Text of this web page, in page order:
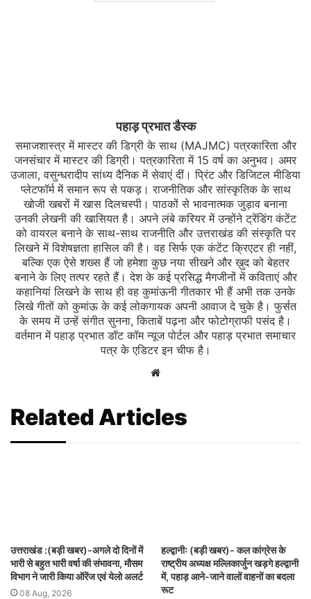
पहाड़ प्रभात डैस्क
समाजशास्त्र में मास्टर की डिग्री के साथ (MAJMC) पत्रकारिता और
जनसंचार में मास्टर की डिग्री। पत्रकारिता में 15 वर्ष का अनुभव। अमर
उजाला, वसुन्धरादीप सांध्य दैनिक में सेवाएं दीं। प्रिंट और डिजिटल मीडिया
प्लेटफॉर्म में समान रूप से पकड़। राजनीतिक और सांस्कृतिक के साथ
खोजी खबरों में खास दिलचस्‍पी। पाठकों से भावनात्मक जुड़ाव बनाना
उनकी लेखनी की खासियत है। अपने लंबे करियर में उन्होंने ट्रेंडिंग कंटेंट
को वायरल बनाने के साथ-साथ राजनीति और उत्तराखंड की संस्कृति पर
लिखने में विशेषज्ञता हासिल की है। वह सिर्फ एक कंटेंट क्रिएटर ही नहीं,
बल्कि एक ऐसे शख्स हैं जो हमेशा कुछ नया सीखने और ख़ुद को बेहतर
बनाने के लिए तत्पर रहते हैं। देश के कई प्रसिद्ध मैगजीनों में कविताएं और
कहानियां लिखने के साथ ही वह कुमांऊनी गीतकार भी हैं अभी तक उनके
लिखे गीतों को कुमांऊ के कई लोकगायक अपनी आवाज दे चुके है। फुर्सत
के समय में उन्हें संगीत सुनना, किताबें पढ़ना और फोटोग्राफी पसंद है।
वर्तमान में पहाड़ प्रभात डॉट कॉम न्यूज पोर्टल और पहाड़ प्रभात समाचार
पत्र के एडिटर इन चीफ है।
Website
Related Articles
उत्तराखंड :(बड़ी खबर)-अगले दो दिनों में
भारी से बहुत भारी वर्षा की संभावना, मौसम
विभाग ने जारी किया ऑरेंज एवं येलो अलर्ट
08 Aug, 2026
हल्द्वानीः (बड़ी खबर)- कल कांग्रेस के
राष्ट्रीय अध्यक्ष मल्लिकार्जुन खड़गे हल्द्वानी
में, पहाड़ आने-जाने वालों वाहनों का बदला
रूट